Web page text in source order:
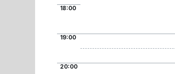
18:00
19:00
20:00